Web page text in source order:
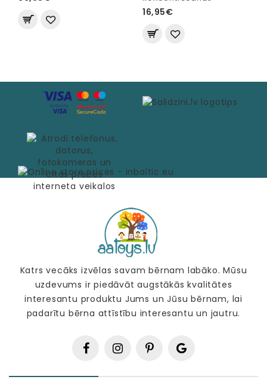
16,95€
Katrs vecāks izvēlas savam bērnam labāko. Mūsu
uzdevums ir piedāvāt augstākās kvalitātes
interesantu produktu Jums un Jūsu bērnam, lai
padarītu bērna attīstību interesantu un jautru.